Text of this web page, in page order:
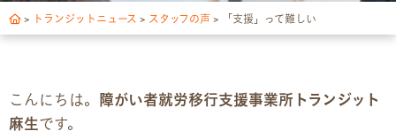
1日の流れ
> トランジットニュース > スタッフの声 > 「支援」って難しい
こんにちは。
障がい者就労移行支援事業所トランジット
麻生です。